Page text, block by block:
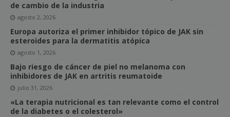
de cambio de la industria
agosto 2, 2026
Europa autoriza el primer inhibidor tópico de JAK sin
esteroides para la dermatitis atópica
agosto 1, 2026
Bajo riesgo de cáncer de piel no melanoma con
inhibidores de JAK en artritis reumatoide
julio 31, 2026
«La terapia nutricional es tan relevante como el control
de la diabetes o el colesterol»